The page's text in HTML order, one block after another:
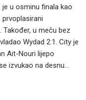
je u osminu finala kao
prvoplasirani
Također, u meču bez
Wydad 2:1. City je
Ait-Nouri lijepo
izvukao na desnu…